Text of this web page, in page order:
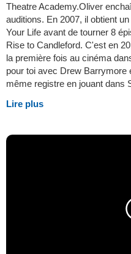
Theatre Academy.Oliver
auditions. En 2007, il obtient
Your Life avant de tourner 8
Rise to Candleford. C'est en
la première fois au cinéma
pour toi avec Drew Barrymore
même registre en jouant dans
Lire plus